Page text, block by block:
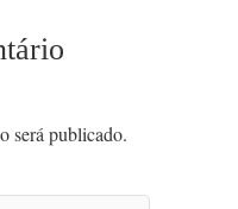
será publicado.